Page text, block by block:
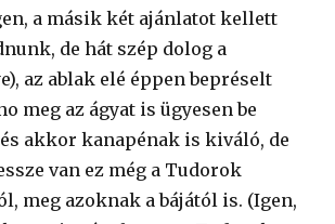
a másik két ajánlatot kellett
de hát szép dolog a
az ablak elé éppen bepréselt
meg az ágyat is ügyesen be
akkor kanapénak is kiváló, de
van ez még a Tudorok
meg azoknak a bájától is. (Igen,